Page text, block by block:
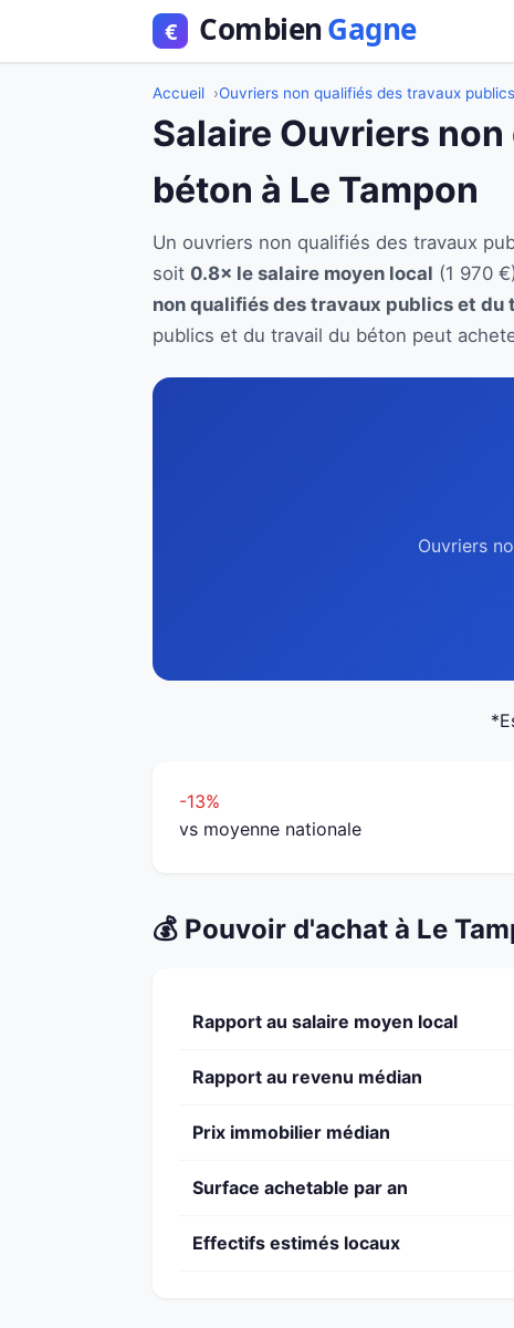
Accueil Ouvriers non qualifiés des travaux
Salaire Ouvriers
béton à Le Tampon
Un ouvriers non qualifiés des travaux
soit 0.8× le salaire moyen local (1 970
non qualifiés des travaux publics et du
publics et du travail du béton peut
Ouvriers
-13%
vs moyenne nationale
💰 Pouvoir d'achat à Le
Rapport au salaire moyen local
Rapport au revenu médian
Prix immobilier médian
Surface achetable par an
Effectifs estimés locaux